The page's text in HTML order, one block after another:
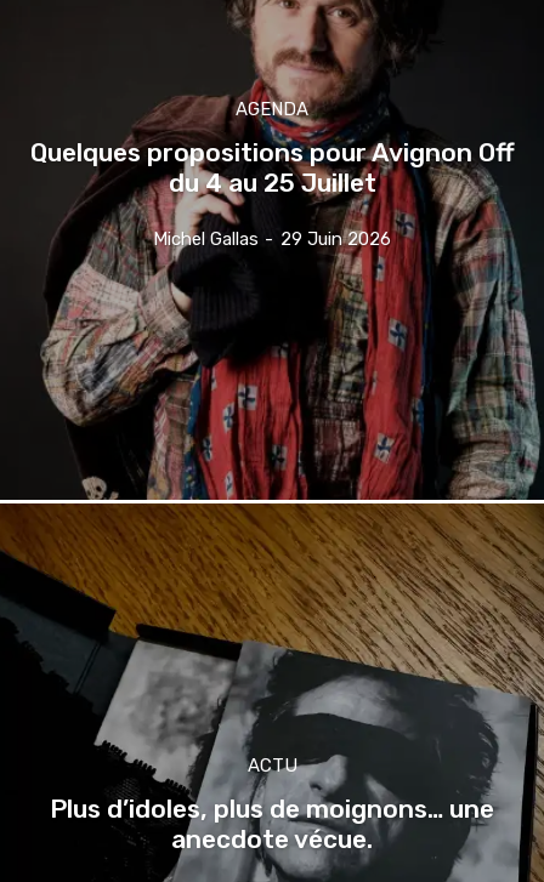
AGENDA
Quelques propositions pour Avignon Off
du 4 au 25 Juillet
Michel Gallas - 29 Juin 2026
ACTU
Plus d’idoles, plus de moignons… une
anecdote vécue.